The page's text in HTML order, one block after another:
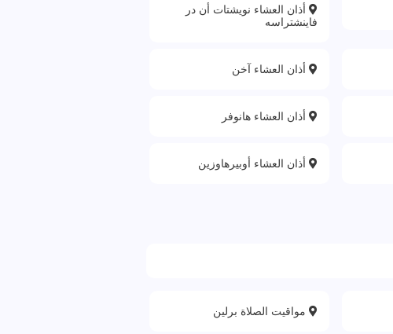
أذان العشاء نويشتات أن در
فاينشتراسه
أذان العشاء آخن
أذان العشاء هانوفر
أذان العشاء أوبيرهاوزين
مواقيت الصلاة برلين